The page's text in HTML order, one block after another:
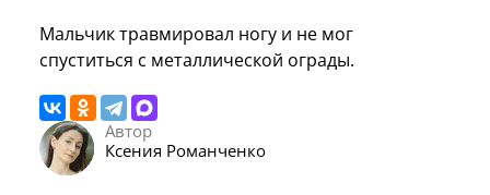
Мальчик травмировал ногу и не мог
спуститься с металлической ограды.
Автор
Ксения Романченко